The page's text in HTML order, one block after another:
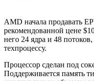
AMD начала продавать
рекомендованной цене
него 24 ядра и 48
техпроцессу.
Процессор сделан под
Поддерживается память